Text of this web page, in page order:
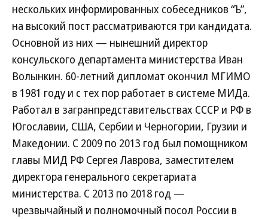
нескольких информированных собеседников “Ъ”,
на высокий пост рассматриваются три кандидата.
Основной из них — нынешний директор
консульского департамента министерства Иван
Волынкин. 60-летний дипломат окончил МГИМО
в 1981 году и с тех пор работает в системе МИДа.
Работал в загранпредставительствах СССР и РФ в
Югославии, США, Сербии и Черногории, Грузии и
Македонии. С 2009 по 2013 год был помощником
главы МИД РФ Сергея Лаврова, заместителем
директора генерального секретариата
министерства. С 2013 по 2018 год —
чрезвычайный и полномочный посол России в